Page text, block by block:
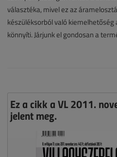
választéka, mivel ez az
készüléksorból való
könnyíti. Járjunk el gondosan a
Ez a cikk a VL 2011.
jelent meg.